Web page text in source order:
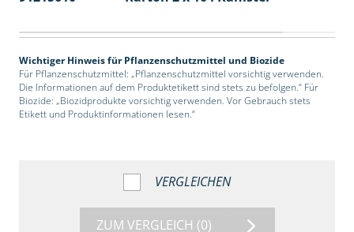
Wichtiger Hinweis für Pflanzenschutzmittel und Biozide
Für Pflanzenschutzmittel: „Pflanzenschutzmittel vorsichtig verwenden.
Die Informationen auf dem Produktetikett sind stets zu befolgen.“ Für
Biozide: „Biozidprodukte vorsichtig verwenden. Vor Gebrauch stets
Etikett und Produktinformationen lesen.“
VERGLEICHEN
ZUM VERGLEICH (0)